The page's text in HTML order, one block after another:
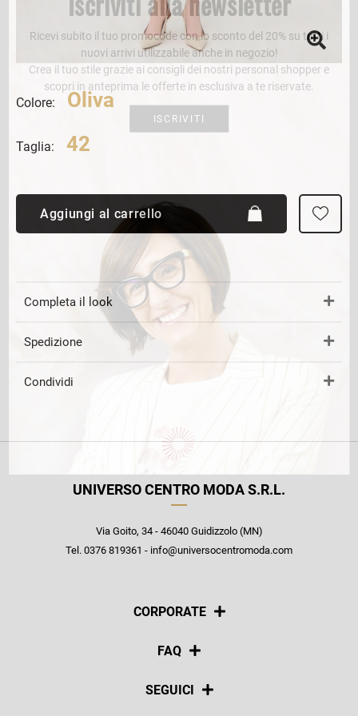
Colore: Oliva
Taglia: 42
Aggiungi al carrello
Completa il look
Spedizione
Condividi
UNIVERSO CENTRO MODA S.R.L.
Via Goito, 34 - 46040 Guidizzolo (MN)
Tel. 0376 819361 - info@universocentromoda.com
CORPORATE
Chi siamo
FAQ
Pagamenti
SEGUICI
Ricevi subito il tuo promocode con lo sconto del 20% su tutti i
nuovi arrivi utilizzabile anche in negozio!
Crea il tuo stile grazie ai consigli dei nostri personal shopper e
scopri in anteprima le offerte in esclusiva a te riservate.
ISCRIVITI